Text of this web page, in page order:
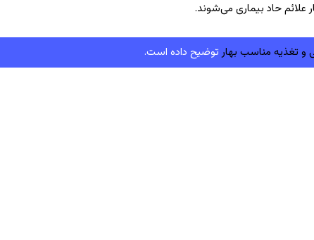
علائم حاد بیماری می‌شوند.
و تغذیه مناسب بهارتوضیح داده است.